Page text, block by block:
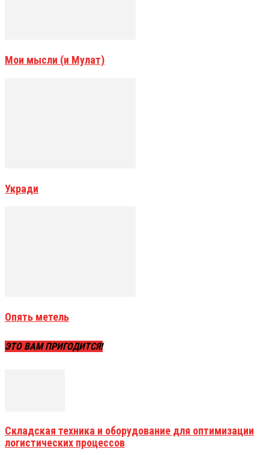
Мои мысли (и Мулат)
Укради
Опять метель
ЭТО ВАМ ПРИГОДИТСЯ!
Складская техника и оборудование для оптимизации
логистических процессов